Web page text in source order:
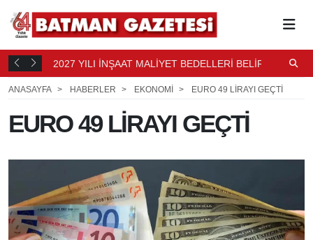
16 SAAT 2027 YILI İNŞAAT MALİYET BEDELLERİ BELİRLENDİ
ANASAYFA HABERLER EKONOMİ EURO 49 LİRAYI GEÇTİ
EURO 49 LİRAYI GEÇTİ